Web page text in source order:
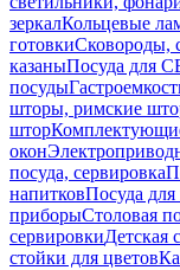
зеркалКольцевые
готовкиСковороды,
казаныПосуда для
посуды
шторы, римские
штор
окон
посуда, сервировка
напитковПосуда
приборыСтоловая
сервировкиДетская
стойки для цветов